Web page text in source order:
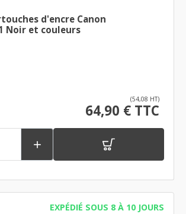
d'encre Canon
Noir et couleurs
(54,08 HT)
64,90 € TTC

EXPÉDIÉ SOUS 8 À 10 JOURS